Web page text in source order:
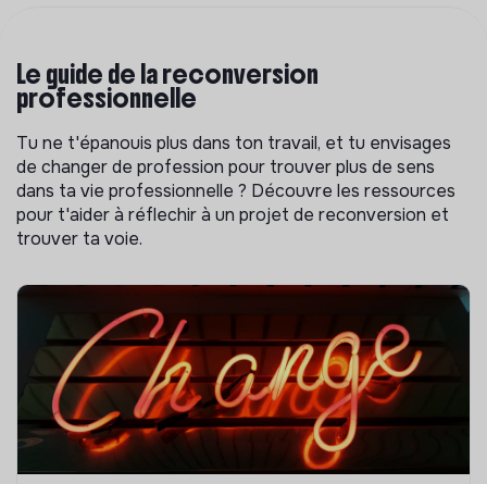
Le guide de la reconversion
professionnelle
Tu ne t'épanouis plus dans ton travail, et tu envisages
de changer de profession pour trouver plus de sens
dans ta vie professionnelle ? Découvre les ressources
pour t'aider à réflechir à un projet de reconversion et
trouver ta voie.